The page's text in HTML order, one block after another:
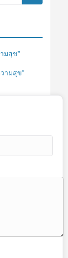
มสุข”
ามสุข”